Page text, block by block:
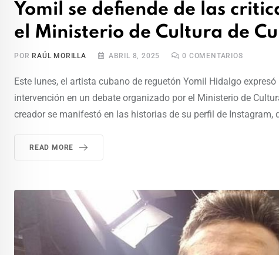
Yomil se defiende de las
el Ministerio de Cultura de
POR RAÚL MORILLA ABRIL 8, 2025 0 COMENTARIOS
Este lunes, el artista cubano de reguetón Yomil Hidalgo
intervención en un debate organizado por el Ministerio de
creador se manifestó en las historias de su perfil de Instagram,
READ MORE